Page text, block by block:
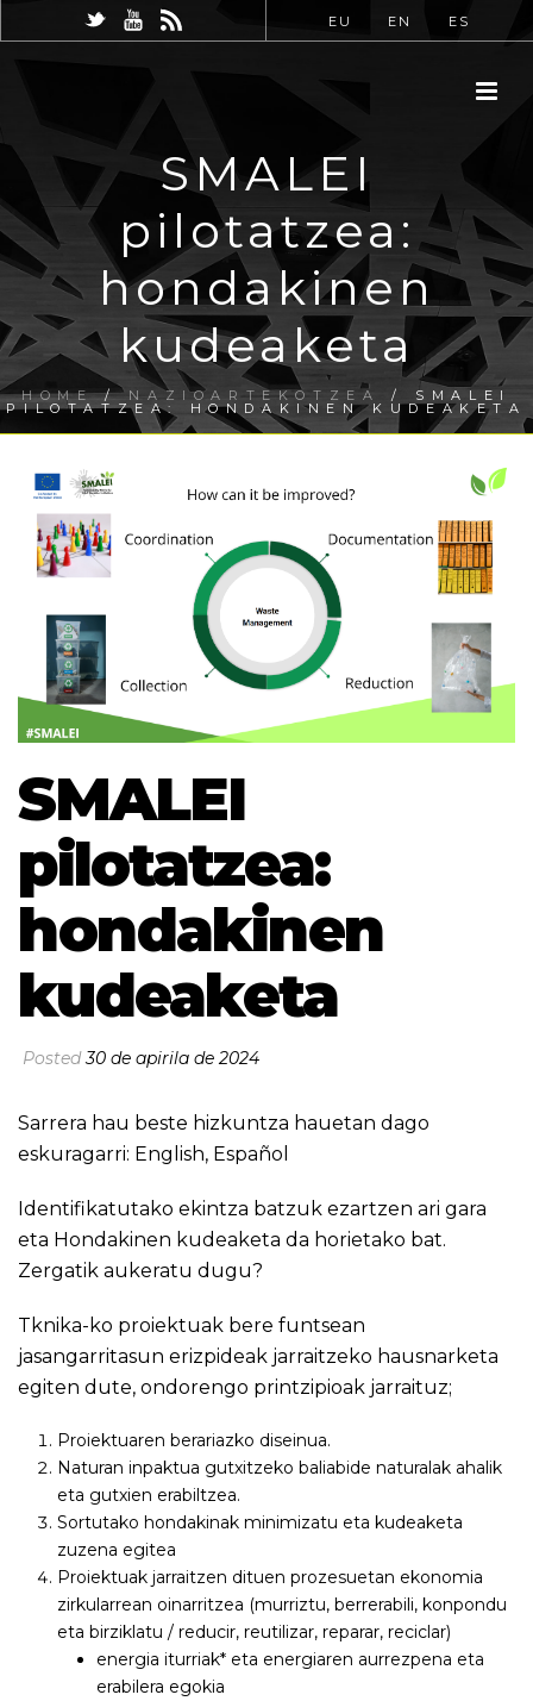
EU EN ES
SMALEI
pilotatzea:
hondakinen
kudeaketa
HOME/ NAZIOARTEKOTZEA / SMALEI
PILOTATZEA: HONDAKINEN KUDEAKETA
SMALEI
pilotatzea:
hondakinen
kudeaketa
Posted30 de apirila de 2024
Sarrera hau beste hizkuntza hauetan dago
eskuragarri: English, Español
Identifikatutako ekintza batzuk ezartzen ari gara
eta Hondakinen kudeaketa da horietako bat.
Zergatik aukeratu dugu?
Tknika-ko proiektuak bere funtsean
jasangarritasun erizpideak jarraitzeko hausnarketa
egiten dute, ondorengo printzipioak jarraituz;
Proiektuaren berariazko diseinua.
Naturan inpaktua gutxitzeko baliabide naturalak ahalik
eta gutxien erabiltzea.
Sortutako hondakinak minimizatu eta kudeaketa
zuzena egitea
Proiektuak jarraitzen dituen prozesuetan ekonomia
zirkularrean oinarritzea (murriztu, berrerabili, konpondu
eta birziklatu / reducir, reutilizar, reparar, reciclar)
energia iturriak* eta energiaren aurrezpena eta
erabilera egokia